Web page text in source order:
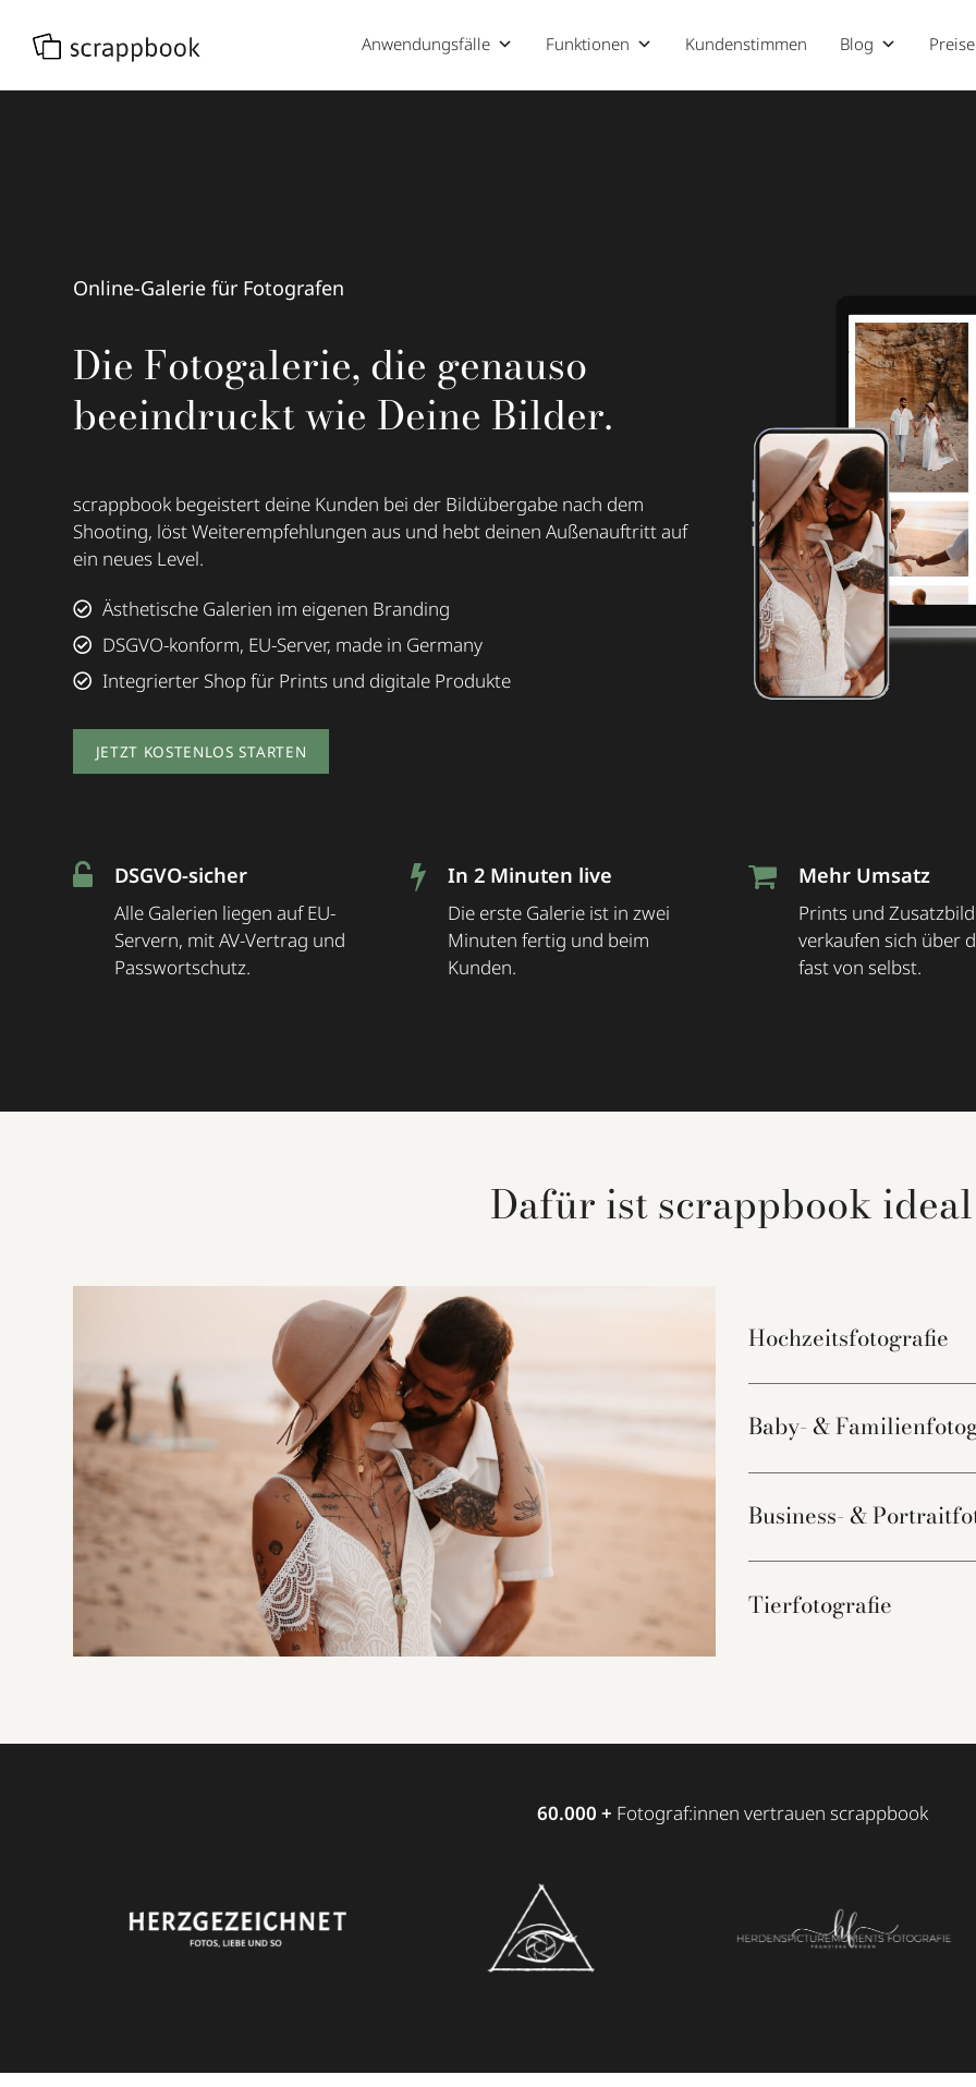
Anwendungsfälle Funktionen Kundenstimmen Blog Preise
Online-Galerie für Fotografen
Die Fotogalerie, die genauso
beeindruckt wie Deine Bilder.
scrappbook begeistert deine Kunden bei der Bildübergabe nach dem
Shooting, löst Weiterempfehlungen aus und hebt deinen Außenauftritt auf
ein neues Level.
Ästhetische Galerien im eigenen Branding
DSGVO-konform, EU-Server, made in Germany
Integrierter Shop für Prints und digitale Produkte
JETZT KOSTENLOS STARTEN
DSGVO-sicher
Alle Galerien liegen auf EU-
Servern, mit AV-Vertrag und
Passwortschutz.
In 2 Minuten live
Die erste Galerie ist in zwei
Minuten fertig und beim
Kunden.
Mehr Umsatz
Prints und
verkaufen sich über
fast von selbst.
Dafür ist scrappbook ideal
Hochzeitsfotografie
Baby- &
Business- &
Tierfotografie
60.000 + Fotograf:innen vertrauen scrappbook